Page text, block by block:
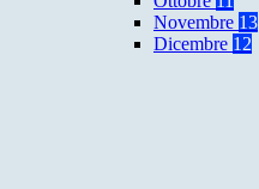
Novembre 13
Dicembre 12